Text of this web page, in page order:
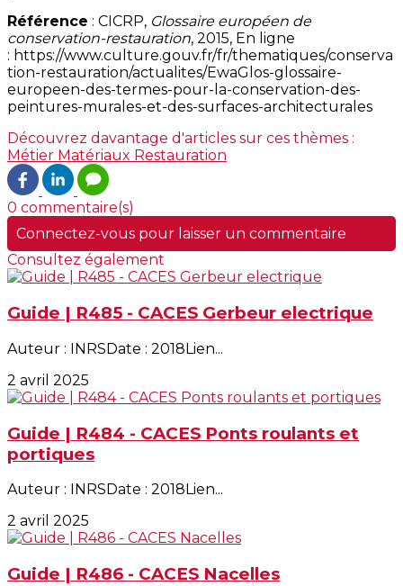
Référence : CICRP, Glossaire européen de
conservation-restauration, 2015, En ligne
: https://www.culture.gouv.fr/fr/thematiques/conserva
tion-restauration/actualites/EwaGlos-glossaire-
europeen-des-termes-pour-la-conservation-des-
peintures-murales-et-des-surfaces-architecturales
Découvrez davantage d'articles sur ces thèmes :
Métier Matériaux Restauration
0 commentaire(s)
Connectez-vous pour laisser un commentaire
Consultez également
Guide | R485 - CACES Gerbeur electrique
Auteur : INRSDate : 2018Lien...
2 avril 2025
Guide | R484 - CACES Ponts roulants et
portiques
Auteur : INRSDate : 2018Lien...
2 avril 2025
Guide | R486 - CACES Nacelles